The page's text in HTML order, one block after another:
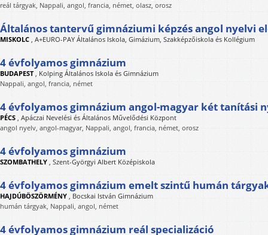
reál tárgyak, Nappali, angol, francia, német, olasz, orosz
Általános tantervű gimnáziumi képzés angol nyelvi
MISKOLC , A+EURO-PAY Általános Iskola, Gimázium, Szakképzőiskola és Kollégium
4 évfolyamos gimnázium
BUDAPEST, Kolping Általános Iskola és Gimnázium
Nappali, angol, francia, német
4 évfolyamos gimnázium angol-magyar két tanítási
PÉCS , Apáczai Nevelési és Általános Művelődési Központ
angol nyelv, angol-magyar, Nappali, angol, francia, német, orosz
4 évfolyamos gimnázium
SZOMBATHELY , Szent-Györgyi Albert Középiskola
4 évfolyamos gimnázium emelt szintű humán
HAJDÚBÖSZÖRMÉNY , Bocskai István Gimnázium
humán tárgyak, Nappali, angol, német
4 évfolyamos gimnázium reál specializáció